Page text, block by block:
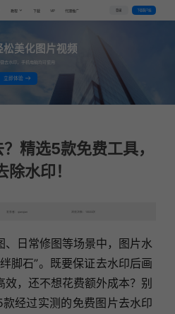
教程 下载 VIP 代理推广 登录 下载客户端
美化图片视频
键去水印，手机电脑均可使用
立即体验
精选5款免费工具，
除水印！
发表者：qianqian 浏览次数：15533次
、日常修图等场景中，图片水
脚石”。既要保证去水印后画
效，还不想花费额外成本？别
经过实测的免费图片去水印